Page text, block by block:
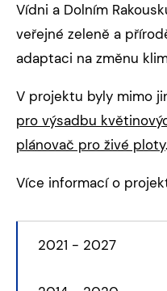
2021 - 2027
Vídni a Dolním
veřejné zeleně a
adaptaci na změnu
V projektu byly mimo
pro výsadbu
plánovač pro živé ploty
Více informací o